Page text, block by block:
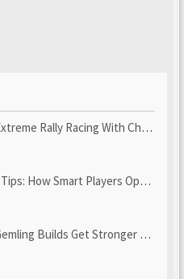
Rally Racing With Challenging Track...
Smart Players Optimize Gear, Build...
Get Stronger With u4gm’s Ice C...